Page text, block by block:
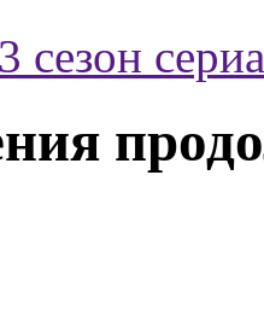
сезон